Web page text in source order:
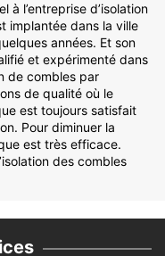
à l’entreprise d’isolation
implantée dans la ville
années. Et son
et expérimenté dans
de combles par
de qualité où le
est toujours satisfait
Pour diminuer la
est très efficace.
des combles